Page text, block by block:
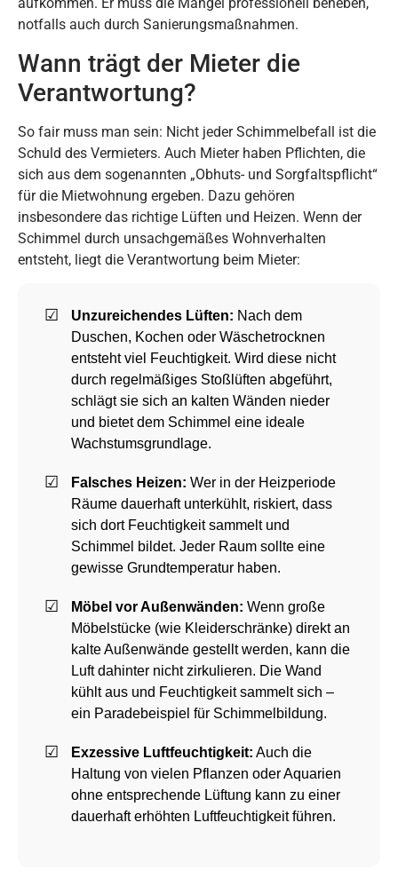
aufkommen. Er muss die Mängel professionell beheben,
notfalls auch durch Sanierungsmaßnahmen.
Wann trägt der Mieter die
Verantwortung?
So fair muss man sein: Nicht jeder Schimmelbefall ist die
Schuld des Vermieters. Auch Mieter haben Pflichten, die
sich aus dem sogenannten „Obhuts- und Sorgfaltspflicht“
für die Mietwohnung ergeben. Dazu gehören
insbesondere das richtige Lüften und Heizen. Wenn der
Schimmel durch unsachgemäßes Wohnverhalten
entsteht, liegt die Verantwortung beim Mieter:
Unzureichendes Lüften: Nach dem
Duschen, Kochen oder Wäschetrocknen
entsteht viel Feuchtigkeit. Wird diese nicht
durch regelmäßiges Stoßlüften abgeführt,
schlägt sie sich an kalten Wänden nieder
und bietet dem Schimmel eine ideale
Wachstumsgrundlage.
Falsches Heizen: Wer in der Heizperiode
Räume dauerhaft unterkühlt, riskiert, dass
sich dort Feuchtigkeit sammelt und
Schimmel bildet. Jeder Raum sollte eine
gewisse Grundtemperatur haben.
Möbel vor Außenwänden: Wenn große
Möbelstücke (wie Kleiderschränke) direkt an
kalte Außenwände gestellt werden, kann die
Luft dahinter nicht zirkulieren. Die Wand
kühlt aus und Feuchtigkeit sammelt sich –
ein Paradebeispiel für Schimmelbildung.
Exzessive Luftfeuchtigkeit: Auch die
Haltung von vielen Pflanzen oder Aquarien
ohne entsprechende Lüftung kann zu einer
dauerhaft erhöhten Luftfeuchtigkeit führen.